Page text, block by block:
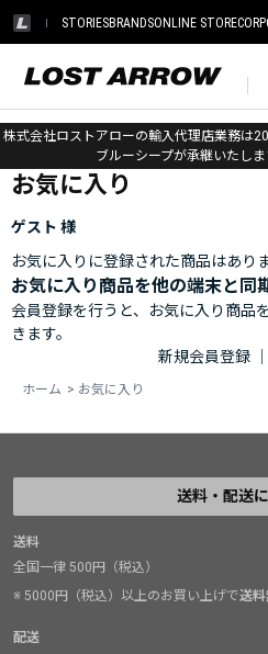
STORIESBRANDSONLINE STORE
株式会社ロストアローの輸入代理店業務は
ブルーシープが承継いたしま
ホーム > お気に入り
お気に入り
ゲスト 様
お気に入りに登録された商品はあり
お気に入り商品を他の端末と同
会員登録を行うと、お気に入り商品
きます。
新規会員登録
ホーム > お気に入り
送料・配送
送料
全国一律 500円（税込）
※ 5000円（税込）以上のお買い上げで送
配送